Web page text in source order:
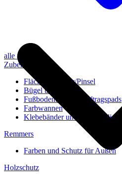
alle anzeigen
Zubehör
Flächenstreicher/Pinsel
Bügel und Rollen
Fußbodenbürsten/Auftragspads
Farbwannen
Klebebänder und Abdeckvlies
Remmers
Farben und Schutz für Außen
Holzschutz